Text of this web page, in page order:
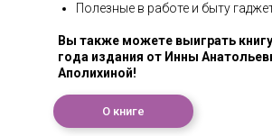
О книге
Полезные в работе и быту
Вы также можете выиграть
года издания от Инны
Аполихиной!